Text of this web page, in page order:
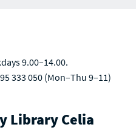
9.00–14.00.
333 050 (Mon–Thu 9–11)
Library Celia